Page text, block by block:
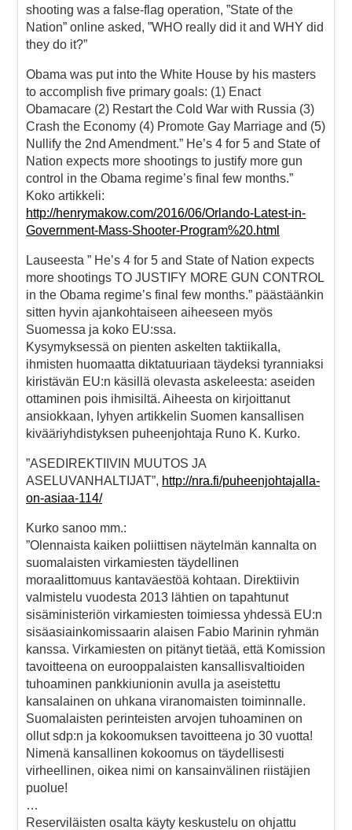
shooting was a false-flag operation, ”State of the
Nation” online asked, ”WHO really did it and WHY did
they do it?”
Obama was put into the White House by his masters
to accomplish five primary goals: (1) Enact
Obamacare (2) Restart the Cold War with Russia (3)
Crash the Economy (4) Promote Gay Marriage and (5)
Nullify the 2nd Amendment.” He’s 4 for 5 and State of
Nation expects more shootings to justify more gun
control in the Obama regime’s final few months.”
Koko artikkeli:
http://henrymakow.com/2016/06/Orlando-Latest-in-
Government-Mass-Shooter-Program%20.html
Lauseesta ” He’s 4 for 5 and State of Nation expects
more shootings TO JUSTIFY MORE GUN CONTROL
in the Obama regime’s final few months.” päästäänkin
sitten hyvin ajankohtaiseen aiheeseen myös
Suomessa ja koko EU:ssa.
Kysymyksessä on pienten askelten taktiikalla,
ihmisten huomaatta diktatuuriaan täydeksi tyranniaksi
kiristävän EU:n käsillä olevasta askeleesta: aseiden
ottaminen pois ihmisiltä. Aiheesta on kirjoittanut
ansiokkaan, lyhyen artikkelin Suomen kansallisen
kivääriyhdistyksen puheenjohtaja Runo K. Kurko.
”ASEDIREKTIIVIN MUUTOS JA
ASELUVANHALTIJAT”, http://nra.fi/puheenjohtajalla-
on-asiaa-114/
Kurko sanoo mm.:
”Olennaista kaiken poliittisen näytelmän kannalta on
suomalaisten virkamiesten täydellinen
moraalittomuus kantaväestöä kohtaan. Direktiivin
valmistelu vuodesta 2013 lähtien on tapahtunut
sisäministeriön virkamiesten toimiessa yhdessä EU:n
sisäasiainkomissaarin alaisen Fabio Marinin ryhmän
kanssa. Virkamiesten on pitänyt tietää, että Komission
tavoitteena on eurooppalaisten kansallisvaltioiden
tuhoaminen pankkiunionin avulla ja aseistettu
kansalainen on uhkana viranomaisten toiminnalle.
Suomalaisten perinteisten arvojen tuhoaminen on
ollut sdp:n ja kokoomuksen tavoitteena jo 30 vuotta!
Nimenä kansallinen kokoomus on täydellisesti
virheellinen, oikea nimi on kansainvälinen riistäjien
puolue!
…
Reserviläisten osalta käyty keskustelu on ohjattu